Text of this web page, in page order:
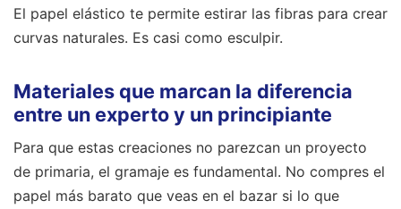
El papel elástico te permite estirar las fibras para crear
curvas naturales. Es casi como esculpir.
Materiales que marcan la diferencia
entre un experto y un principiante
Para que estas creaciones no parezcan un proyecto
de primaria, el gramaje es fundamental. No compres el
papel más barato que veas en el bazar si lo que